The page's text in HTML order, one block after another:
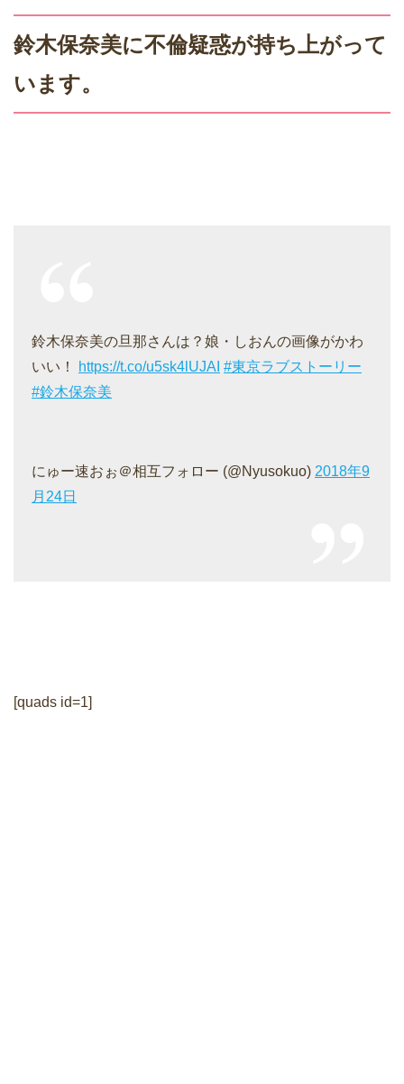
鈴木保奈美に不倫疑惑が持ち上がって
います。
鈴木保奈美の旦那さんは？娘・しおんの画像がかわ
いい！
https://t.co/u5sk4lUJAI #東京ラブストーリー
#鈴木保奈美
にゅー速おぉ＠相互フォロー (@Nyusokuo) 2018年9
月24日
[quads id=1]